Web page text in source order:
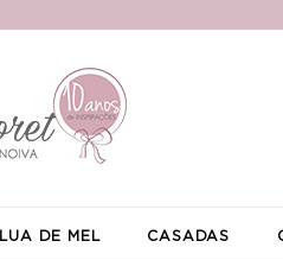
LUA DE MEL CASADAS